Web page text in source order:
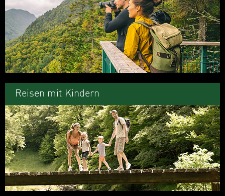
Reisen mit Kindern